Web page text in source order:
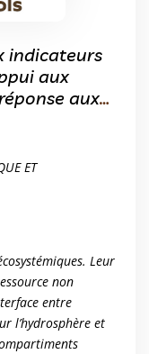
indicateurs
aux
aux
ET
Leur
non
entre
l’hydrosphère et